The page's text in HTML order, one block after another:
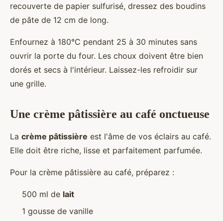
recouverte de papier sulfurisé, dressez des boudins
de pâte de 12 cm de long.
Enfournez à 180°C pendant 25 à 30 minutes sans
ouvrir la porte du four. Les choux doivent être bien
dorés et secs à l'intérieur. Laissez-les refroidir sur
une grille.
Une crème pâtissière au café onctueuse
La crème pâtissière est l'âme de vos éclairs au café.
Elle doit être riche, lisse et parfaitement parfumée.
Pour la crème pâtissière au café, préparez :
500 ml de lait
1 gousse de vanille